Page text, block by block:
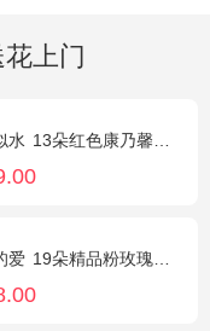
上门
水 13朵红色康乃馨，5朵粉玫瑰，粉色洋桔梗、红豆、尤加利搭配
爱 19朵精品粉玫瑰，搭配适量紫色勿忘我间插。